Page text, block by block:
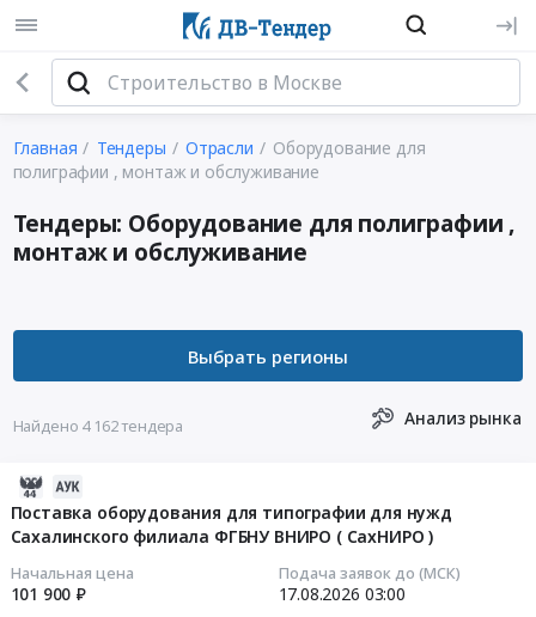
Главная Тендеры Отрасли
Оборудование для
полиграфии , монтаж и обслуживание
Тендеры: Оборудование для полиграфии ,
монтаж и обслуживание
Найдено 4 162 тендера Анализ рынка
Поставка оборудования для типографии для нужд
Сахалинского филиала ФГБНУ ВНИРО ( СахНИРО )
Начальная цена
101 900 ₽
Подача заявок до (МСК)
17.08.2026 03:00